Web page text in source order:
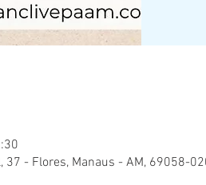
37 - Flores, Manaus - AM, 69058-